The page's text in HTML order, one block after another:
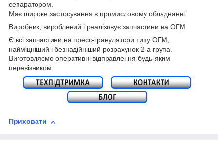
сепаратором.
Має широке застосування в промисловому обладнанні.
Виробник, вироблений і реалізовує запчастини на ОГМ.
Є всі запчастини на пресс-гранулятори типу ОГМ,
найміцніший і безнадійніший розрахунок 2-а група.
Виготовляємо оперативні відправлення будь-яким
перевізником.
Приховати